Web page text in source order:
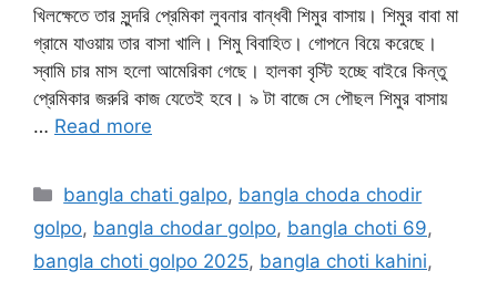
খিলক্ষেতে তার সুন্দরি প্রেমিকা লুবনার বান্ধবী শিমুর বাসায়। শিমুর বাবা মা
গ্রামে যাওয়ায় তার বাসা খালি। শিমু বিবাহিত। গোপনে বিয়ে করেছে।
স্বামি চার মাস হলো আমেরিকা গেছে। হালকা বৃস্টি হচ্ছে বাইরে কিন্তু
প্রেমিকার জরুরি কাজ যেতেই হবে। ৯ টা বাজে সে পৌছল শিমুর বাসায়
… Read more
Categories
bangla chati galpo, bangla choda chodir
golpo, bangla chodar golpo, bangla choti 69,
bangla choti golpo 2025, bangla choti kahini,